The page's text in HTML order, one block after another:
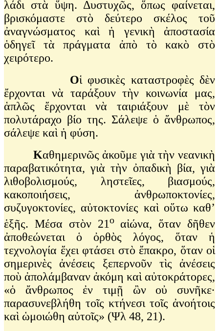
λάδι στὰ ὕψη. Δυστυχῶς, ὅπως φαίνεται,
βρισκόμαστε στὸ δεύτερο σκέλος τοῦ
ἀναγνώσματος καὶ ἡ γενικὴ ἀποστασία
ὁδηγεῖ τὰ πράγματα ἀπὸ τὸ κακὸ στὸ
χειρότερο.
Οἱ φυσικὲς καταστροφὲς δὲν
ἔρχονται νὰ ταράξουν τὴν κοινωνία μας,
ἁπλῶς ἔρχονται νὰ ταιριάξουν μὲ τὸν
πολυτάραχο βίο της. Σάλεψε ὁ ἄνθρωπος,
σάλεψε καὶ ἡ φύση.
Καθημερινῶς ἀκοῦμε γιὰ τὴν νεανικὴ
παραβατικότητα, γιὰ τὴν ὀπαδικὴ βία, γιὰ
λιθοβολισμούς, ληστεῖες, βιασμούς,
κακοποιήσεις, ἀνθρωποκτονίες,
συζυγοκτονίες, αὐτοκτονίες καὶ οὕτω καθ’
ἑξῆς. Μέσα στὸν 21οαἰώνα, ὅταν δῆθεν
ἀποθεώνεται ὁ ὀρθὸς λόγος, ὅταν ἡ
τεχνολογία ἔχει φτάσει στὸ ἔπακρο, ὅταν οἱ
σημερινὲς ἀνέσεις ξεπερνοῦν τὶς ἀνέσεις
ποὺ ἀπολάμβαναν ἀκόμη καὶ αὐτοκράτορες,
«ὁ ἄνθρωπος ἐν τιμῇ ὢν οὐ συνῆκε·
παρασυνεβλήθη τοῖς κτήνεσι τοῖς ἀνοήτοις
καὶ ὡμοιώθη αὐτοῖς» (Ψλ 48, 21).